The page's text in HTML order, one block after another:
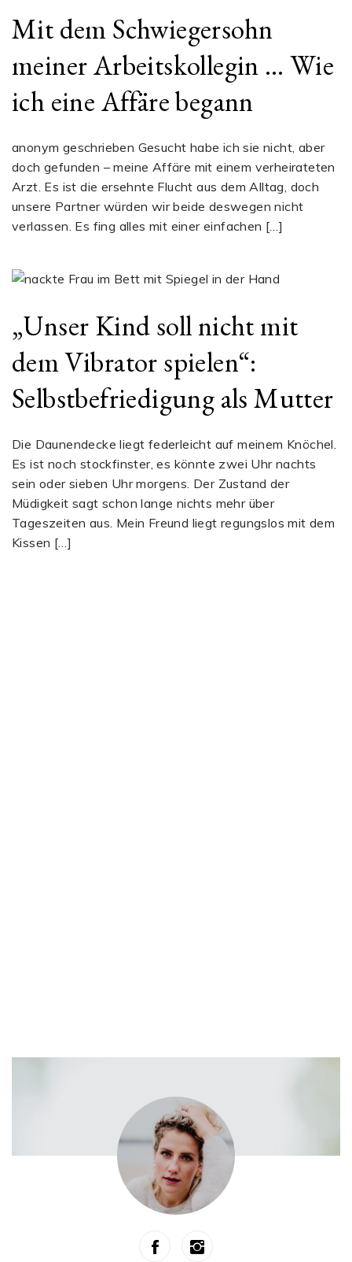
Mit dem Schwiegersohn
meiner Arbeitskollegin … Wie
ich eine Affäre begann
anonym geschrieben Gesucht habe ich sie nicht, aber
doch gefunden – meine Affäre mit einem verheirateten
Arzt. Es ist die ersehnte Flucht aus dem Alltag, doch
unsere Partner würden wir beide deswegen nicht
verlassen. Es fing alles mit einer einfachen […]
„Unser Kind soll nicht mit
dem Vibrator spielen“:
Selbstbefriedigung als Mutter
Die Daunendecke liegt federleicht auf meinem Knöchel.
Es ist noch stockfinster, es könnte zwei Uhr nachts
sein oder sieben Uhr morgens. Der Zustand der
Müdigkeit sagt schon lange nichts mehr über
Tageszeiten aus. Mein Freund liegt regungslos mit dem
Kissen […]